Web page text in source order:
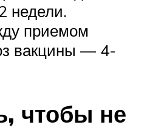
недели.
приемом
вакцины — 4-
чтобы не